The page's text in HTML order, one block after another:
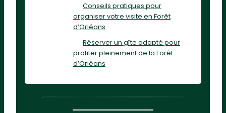
Conseils pratiques pour
organiser votre visite en Forêt
d’Orléans
Réserver un gîte adapté pour
profiter pleinement de la Forêt
d’Orléans